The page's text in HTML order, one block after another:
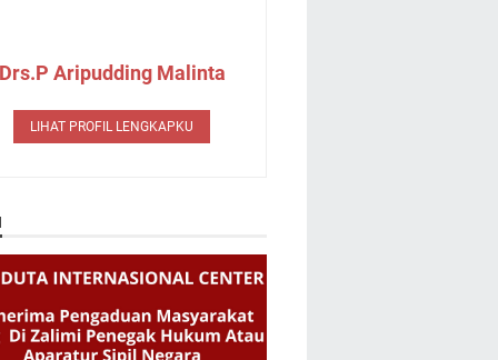
Aripudding Malinta
LIHAT PROFIL LENGKAPKU